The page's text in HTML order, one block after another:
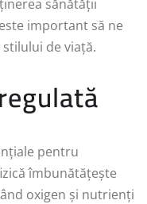
sănătății
important să ne
de viață.
pentru
îmbunătățește
oxigen și nutrienți